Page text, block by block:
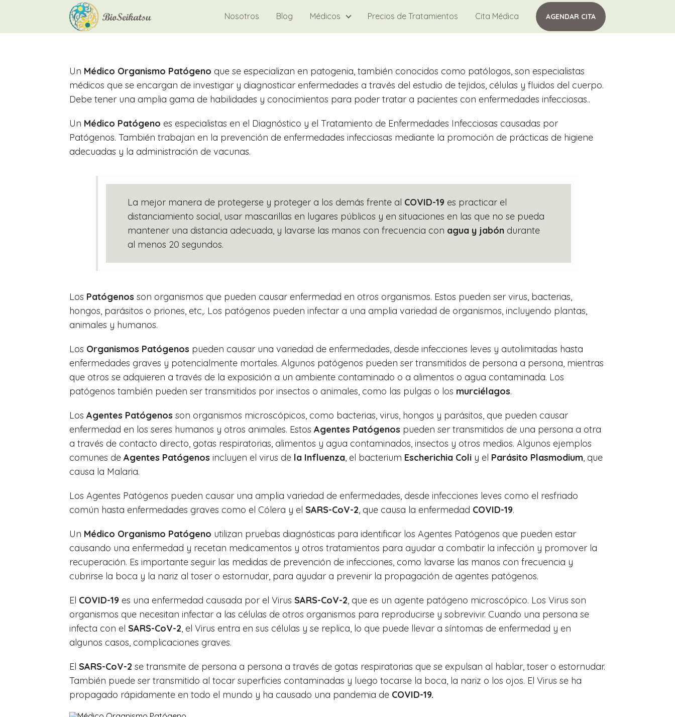
Nosotros Blog Médicos Precios de Tratamientos Cita Médica AGENDAR CITA
Un Médico Organismo Patógeno que se especializan en patogenia, también conocidos como patólogos, son especialistas
médicos que se encargan de investigar y diagnosticar enfermedades a través del estudio de tejidos, células y fluidos del cuerpo.
Debe tener una amplia gama de habilidades y conocimientos para poder tratar a pacientes con enfermedades infecciosas..
Un Médico Patógeno es especialistas en el Diagnóstico y el Tratamiento de Enfermedades Infecciosas causadas por
Patógenos. También trabajan en la prevención de enfermedades infecciosas mediante la promoción de prácticas de higiene
adecuadas y la administración de vacunas.
La mejor manera de protegerse y proteger a los demás frente al COVID-19 es practicar el
distanciamiento social, usar mascarillas en lugares públicos y en situaciones en las que no se pueda
mantener una distancia adecuada, y lavarse las manos con frecuencia con agua y jabón durante
al menos 20 segundos.
Los Patógenos son organismos que pueden causar enfermedad en otros organismos. Estos pueden ser virus, bacterias,
hongos, parásitos o priones, etc,. Los patógenos pueden infectar a una amplia variedad de organismos, incluyendo plantas,
animales y humanos.
Los Organismos Patógenos pueden causar una variedad de enfermedades, desde infecciones leves y autolimitadas hasta
enfermedades graves y potencialmente mortales. Algunos patógenos pueden ser transmitidos de persona a persona, mientras
que otros se adquieren a través de la exposición a un ambiente contaminado o a alimentos o agua contaminada. Los
patógenos también pueden ser transmitidos por insectos o animales, como las pulgas o los murciélagos.
Los Agentes Patógenos son organismos microscópicos, como bacterias, virus, hongos y parásitos, que pueden causar
enfermedad en los seres humanos y otros animales. Estos Agentes Patógenos pueden ser transmitidos de una persona a otra
a través de contacto directo, gotas respiratorias, alimentos y agua contaminados, insectos y otros medios. Algunos ejemplos
comunes de Agentes Patógenos incluyen el virus de la Influenza, el bacterium Escherichia Coli y el Parásito Plasmodium, que
causa la Malaria.
Los Agentes Patógenos pueden causar una amplia variedad de enfermedades, desde infecciones leves como el resfriado
común hasta enfermedades graves como el Cólera y el SARS-CoV-2, que causa la enfermedad COVID-19.
Un Médico Organismo Patógeno utilizan pruebas diagnósticas para identificar los Agentes Patógenos que pueden estar
causando una enfermedad y recetan medicamentos y otros tratamientos para ayudar a combatir la infección y promover la
recuperación. Es importante seguir las medidas de prevención de infecciones, como lavarse las manos con frecuencia y
cubrirse la boca y la nariz al toser o estornudar, para ayudar a prevenir la propagación de agentes patógenos.
El COVID-19 es una enfermedad causada por el Virus SARS-CoV-2, que es un agente patógeno microscópico. Los Virus son
organismos que necesitan infectar a las células de otros organismos para reproducirse y sobrevivir. Cuando una persona se
infecta con el SARS-CoV-2, el Virus entra en sus células y se replica, lo que puede llevar a síntomas de enfermedad y en
algunos casos, complicaciones graves.
El SARS-CoV-2 se transmite de persona a persona a través de gotas respiratorias que se expulsan al hablar, toser o estornudar.
También puede ser transmitido al tocar superficies contaminadas y luego tocarse la boca, la nariz o los ojos. El Virus se ha
propagado rápidamente en todo el mundo y ha causado una pandemia de COVID-19.